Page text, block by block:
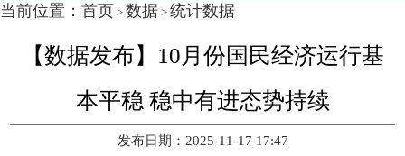
当前位置： 首页 > 数据 > 统计数据
【数据发布】10月份国民经济运行基
本平稳 稳中有进态势持续
发布日期：2025-11-17 17:47